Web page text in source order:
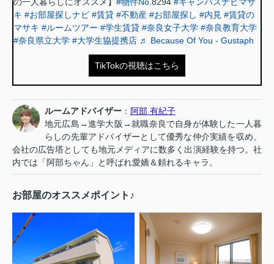
キ #お部屋探しナビ #賃貸 #不動産 #お部屋探し #内見 #賃貸の
マサキ #ルームツアー #学生賃貸 #奈良女子大学 #奈良教育大学
#奈良県立大学 #大学生協提携店 ♬ Because Of You - Gustaph
TikTokの視聴はこちら
ルームアドバイザー ： 阿部 有紀子
地元広島→進学大阪→就職奈良で自身が体験した一人暮
らしの先輩アドバイザーとして優秀な仲介実績を収め、
会社の広告塔としても地元メディアに数多く出演経験を持つ。社
内では「阿部ちゃん」と呼ばれ愛嬌＆頼れるキャラ。
お部屋のオススメポイント♪